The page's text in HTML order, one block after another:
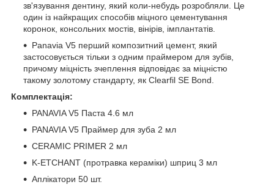
зв'язування дентину, який коли-небудь розробляли. Це
один із найкращих способів міцного цементування
коронок, консольних мостів, вінірів, імплантатів.
Panavia V5 перший композитний цемент, який
застосовується тільки з одним праймером для зубів,
причому міцність зчеплення відповідає за міцністю
такому золотому стандарту, як Clearfil SE Bond.
Комплектація:
PANAVIA V5 Паста 4.6 мл
PANAVIA V5 Праймер для зуба 2 мл
CERAMIC PRIMER 2 мл
K-ETCHANT (протравка кераміки) шприц 3 мл
Аплікатори 50 шт.